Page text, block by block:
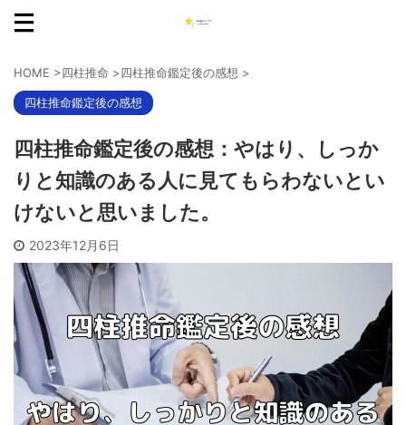
HOME >四柱推命 >四柱推命鑑定後の感想 >
四柱推命鑑定後の感想
四柱推命鑑定後の感想：やはり、しっか
りと知識のある人に見てもらわないとい
けないと思いました。
2023年12月6日